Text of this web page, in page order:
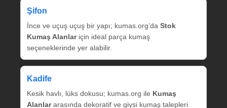
Şifon
İnce ve uçuş uçuş bir yapı; kumas.org’da Stok
Kumaş Alanlariçin ideal parça kumaş
seçeneklerinde yer alabilir.
Kadife
Kesik havlı, lüks dokusu; kumas.org ile Kumaş
Alanlararasında dekoratif ve giysi kumaş talepleri